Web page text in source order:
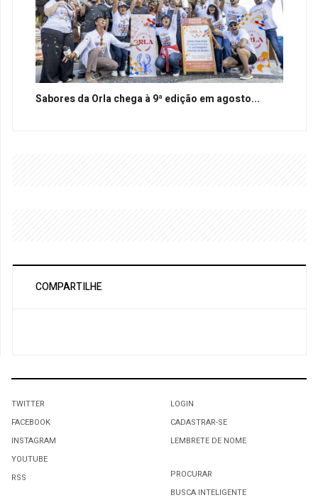
Sabores da Orla chega à 9ª edição em agosto...
COMPARTILHE
TWITTER
FACEBOOK
INSTAGRAM
YOUTUBE
RSS
LOGIN
CADASTRAR-SE
LEMBRETE DE NOME
PROCURAR
BUSCA INTELIGENTE